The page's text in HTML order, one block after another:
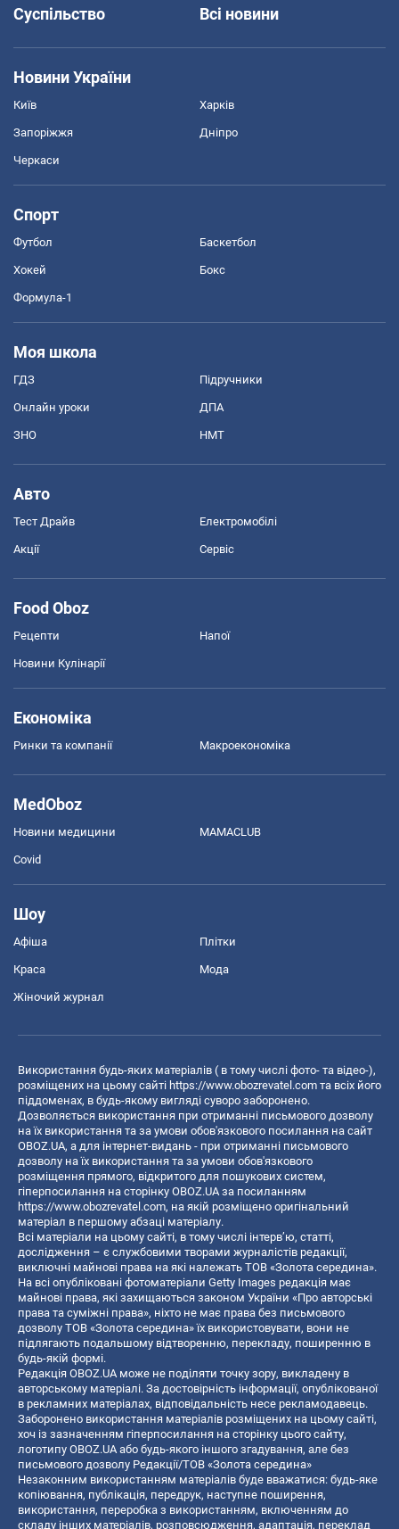
Суспільство
Всі новини
Новини України
Київ Харків
Запоріжжя Дніпро
Черкаси
Спорт
Футбол Баскетбол
Хокей Бокс
Формула-1
Моя школа
ГДЗ Підручники
Онлайн уроки ДПА
ЗНО НМТ
Авто
Тест Драйв Електромобілі
Акції Сервіс
Food Oboz
Рецепти Напої
Новини Кулінарії
Економіка
Ринки та компанії Макроекономіка
MedOboz
Новини медицини MAMACLUB
Covid
Шоу
Афіша Плітки
Краса Мода
Жіночий журнал
Використання будь-яких матеріалів ( в тому числі фото- та відео-),
розміщених на цьому сайті https://www.obozrevatel.com та всіх його
піддоменах, в будь-якому вигляді суворо заборонено.
Дозволяється використання при отриманні письмового дозволу
на їх використання та за умови обов'язкового посилання на сайт
OBOZ.UA, а для інтернет-видань - при отриманні письмового
дозволу на їх використання та за умови обов'язкового
розміщення прямого, відкритого для пошукових систем,
гіперпосилання на сторінку OBOZ.UA за посиланням
https://www.obozrevatel.com, на якій розміщено оригінальний
матеріал в першому абзаці матеріалу.
Всі матеріали на цьому сайті, в тому числі інтерв’ю, статті,
дослідження – є службовими творами журналістів редакції,
виключні майнові права на які належать ТОВ «Золота середина».
На всі опубліковані фотоматеріали Getty Images редакція має
майнові права, які захищаються законом України «Про авторські
права та суміжні права», ніхто не має права без письмового
дозволу ТОВ «Золота середина» їх використовувати, вони не
підлягають подальшому відтворенню, перекладу, поширенню в
будь-якій формі.
Редакція OBOZ.UA може не поділяти точку зору, викладену в
авторському матеріалі. За достовірність інформації, опублікованої
в рекламних матеріалах, відповідальність несе рекламодавець.
Заборонено використання матеріалів розміщених на цьому сайті,
хоч із зазначенням гіперпосилання на сторінку цього сайту,
логотипу OBOZ.UA або будь-якого іншого згадування, але без
письмового дозволу Редакції/ТОВ «Золота середина»
Незаконним використанням матеріалів буде вважатися: будь-яке
копiювання, публiкацiя, передрук, наступне поширення,
використання, переробка з використанням, включенням до
складу інших матеріалів, розповсюдження, адаптація, переклад